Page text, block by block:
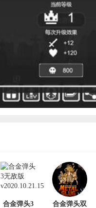
合金弹头3
合金弹头双